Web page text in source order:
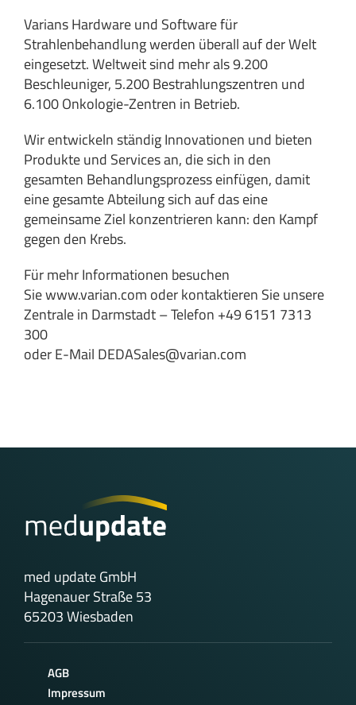
Varians Hardware und Software für
Strahlenbehandlung werden überall auf der Welt
eingesetzt. Weltweit sind mehr als 9.200
Beschleuniger, 5.200 Bestrahlungszentren und
6.100 Onkologie-Zentren in Betrieb.
Wir entwickeln ständig Innovationen und bieten
Produkte und Services an, die sich in den
gesamten Behandlungsprozess einfügen, damit
eine gesamte Abteilung sich auf das eine
gemeinsame Ziel konzentrieren kann: den Kampf
gegen den Krebs.
Für mehr Informationen besuchen
Siewww.varian.com oder kontaktieren Sie unsere
Zentrale in Darmstadt – Telefon +49 6151 7313
300
oder E-Mail DEDASales@varian.com
med update GmbH
Hagenauer Straße 53
65203 Wiesbaden
AGB
Impressum